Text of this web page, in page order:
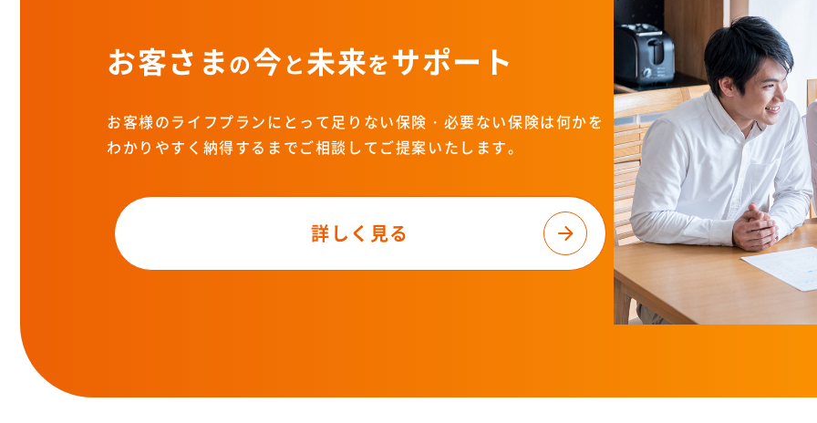
お客さまの今と未来をサポート
お客様のライフプランにとって足りない保険・必要ない保険は何かを
わかりやすく納得するまでご相談してご提案いたします。
詳しく見る